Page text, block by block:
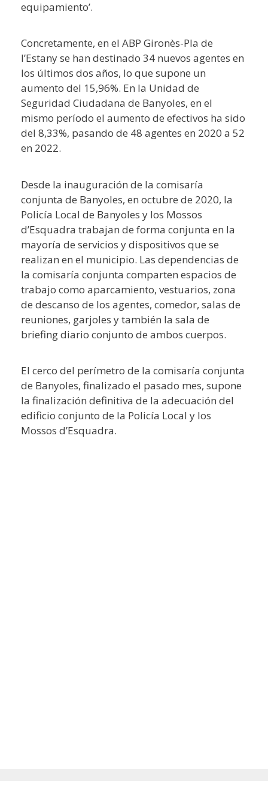
equipamiento’.
Concretamente, en el ABP Gironès-Pla de
l’Estany se han destinado 34 nuevos agentes en
los últimos dos años, lo que supone un
aumento del 15,96%. En la Unidad de
Seguridad Ciudadana de Banyoles, en el
mismo período el aumento de efectivos ha sido
del 8,33%, pasando de 48 agentes en 2020 a 52
en 2022.
Desde la inauguración de la comisaría
conjunta de Banyoles, en octubre de 2020, la
Policía Local de Banyoles y los Mossos
d’Esquadra trabajan de forma conjunta en la
mayoría de servicios y dispositivos que se
realizan en el municipio. Las dependencias de
la comisaría conjunta comparten espacios de
trabajo como aparcamiento, vestuarios, zona
de descanso de los agentes, comedor, salas de
reuniones, garjoles y también la sala de
briefing diario conjunto de ambos cuerpos.
El cerco del perímetro de la comisaría conjunta
de Banyoles, finalizado el pasado mes, supone
la finalización definitiva de la adecuación del
edificio conjunto de la Policía Local y los
Mossos d’Esquadra.